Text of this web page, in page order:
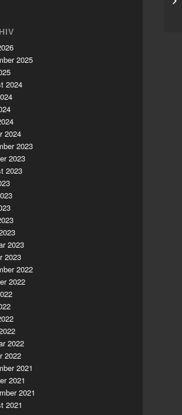
2025
2024
2024
2023
2023
2023
2023
2023
2022
2022
2022
2022
2021
2021
2021
2021